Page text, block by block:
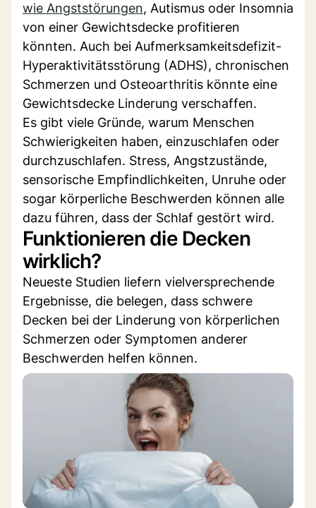
wie Angststörungen, Autismus oder Insomnia
von einer Gewichtsdecke profitieren
könnten. Auch bei Aufmerksamkeitsdefizit-
Hyperaktivitätsstörung (ADHS), chronischen
Schmerzen und Osteoarthritis könnte eine
Gewichtsdecke Linderung verschaffen.
Es gibt viele Gründe, warum Menschen
Schwierigkeiten haben, einzuschlafen oder
durchzuschlafen. Stress, Angstzustände,
sensorische Empfindlichkeiten, Unruhe oder
sogar körperliche Beschwerden können alle
dazu führen, dass der Schlaf gestört wird.
Funktionieren die Decken
wirklich?
Neueste Studien liefern vielversprechende
Ergebnisse, die belegen, dass schwere
Decken bei der Linderung von körperlichen
Schmerzen oder Symptomen anderer
Beschwerden helfen können.